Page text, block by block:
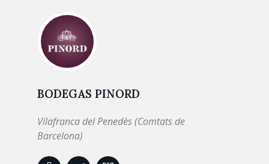
BODEGAS PINORD
Vilafranca del Penedès (Comtats de
Barcelona)